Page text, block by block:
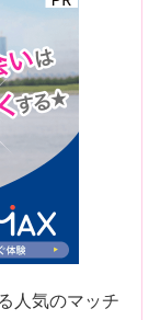
人気のマッチ